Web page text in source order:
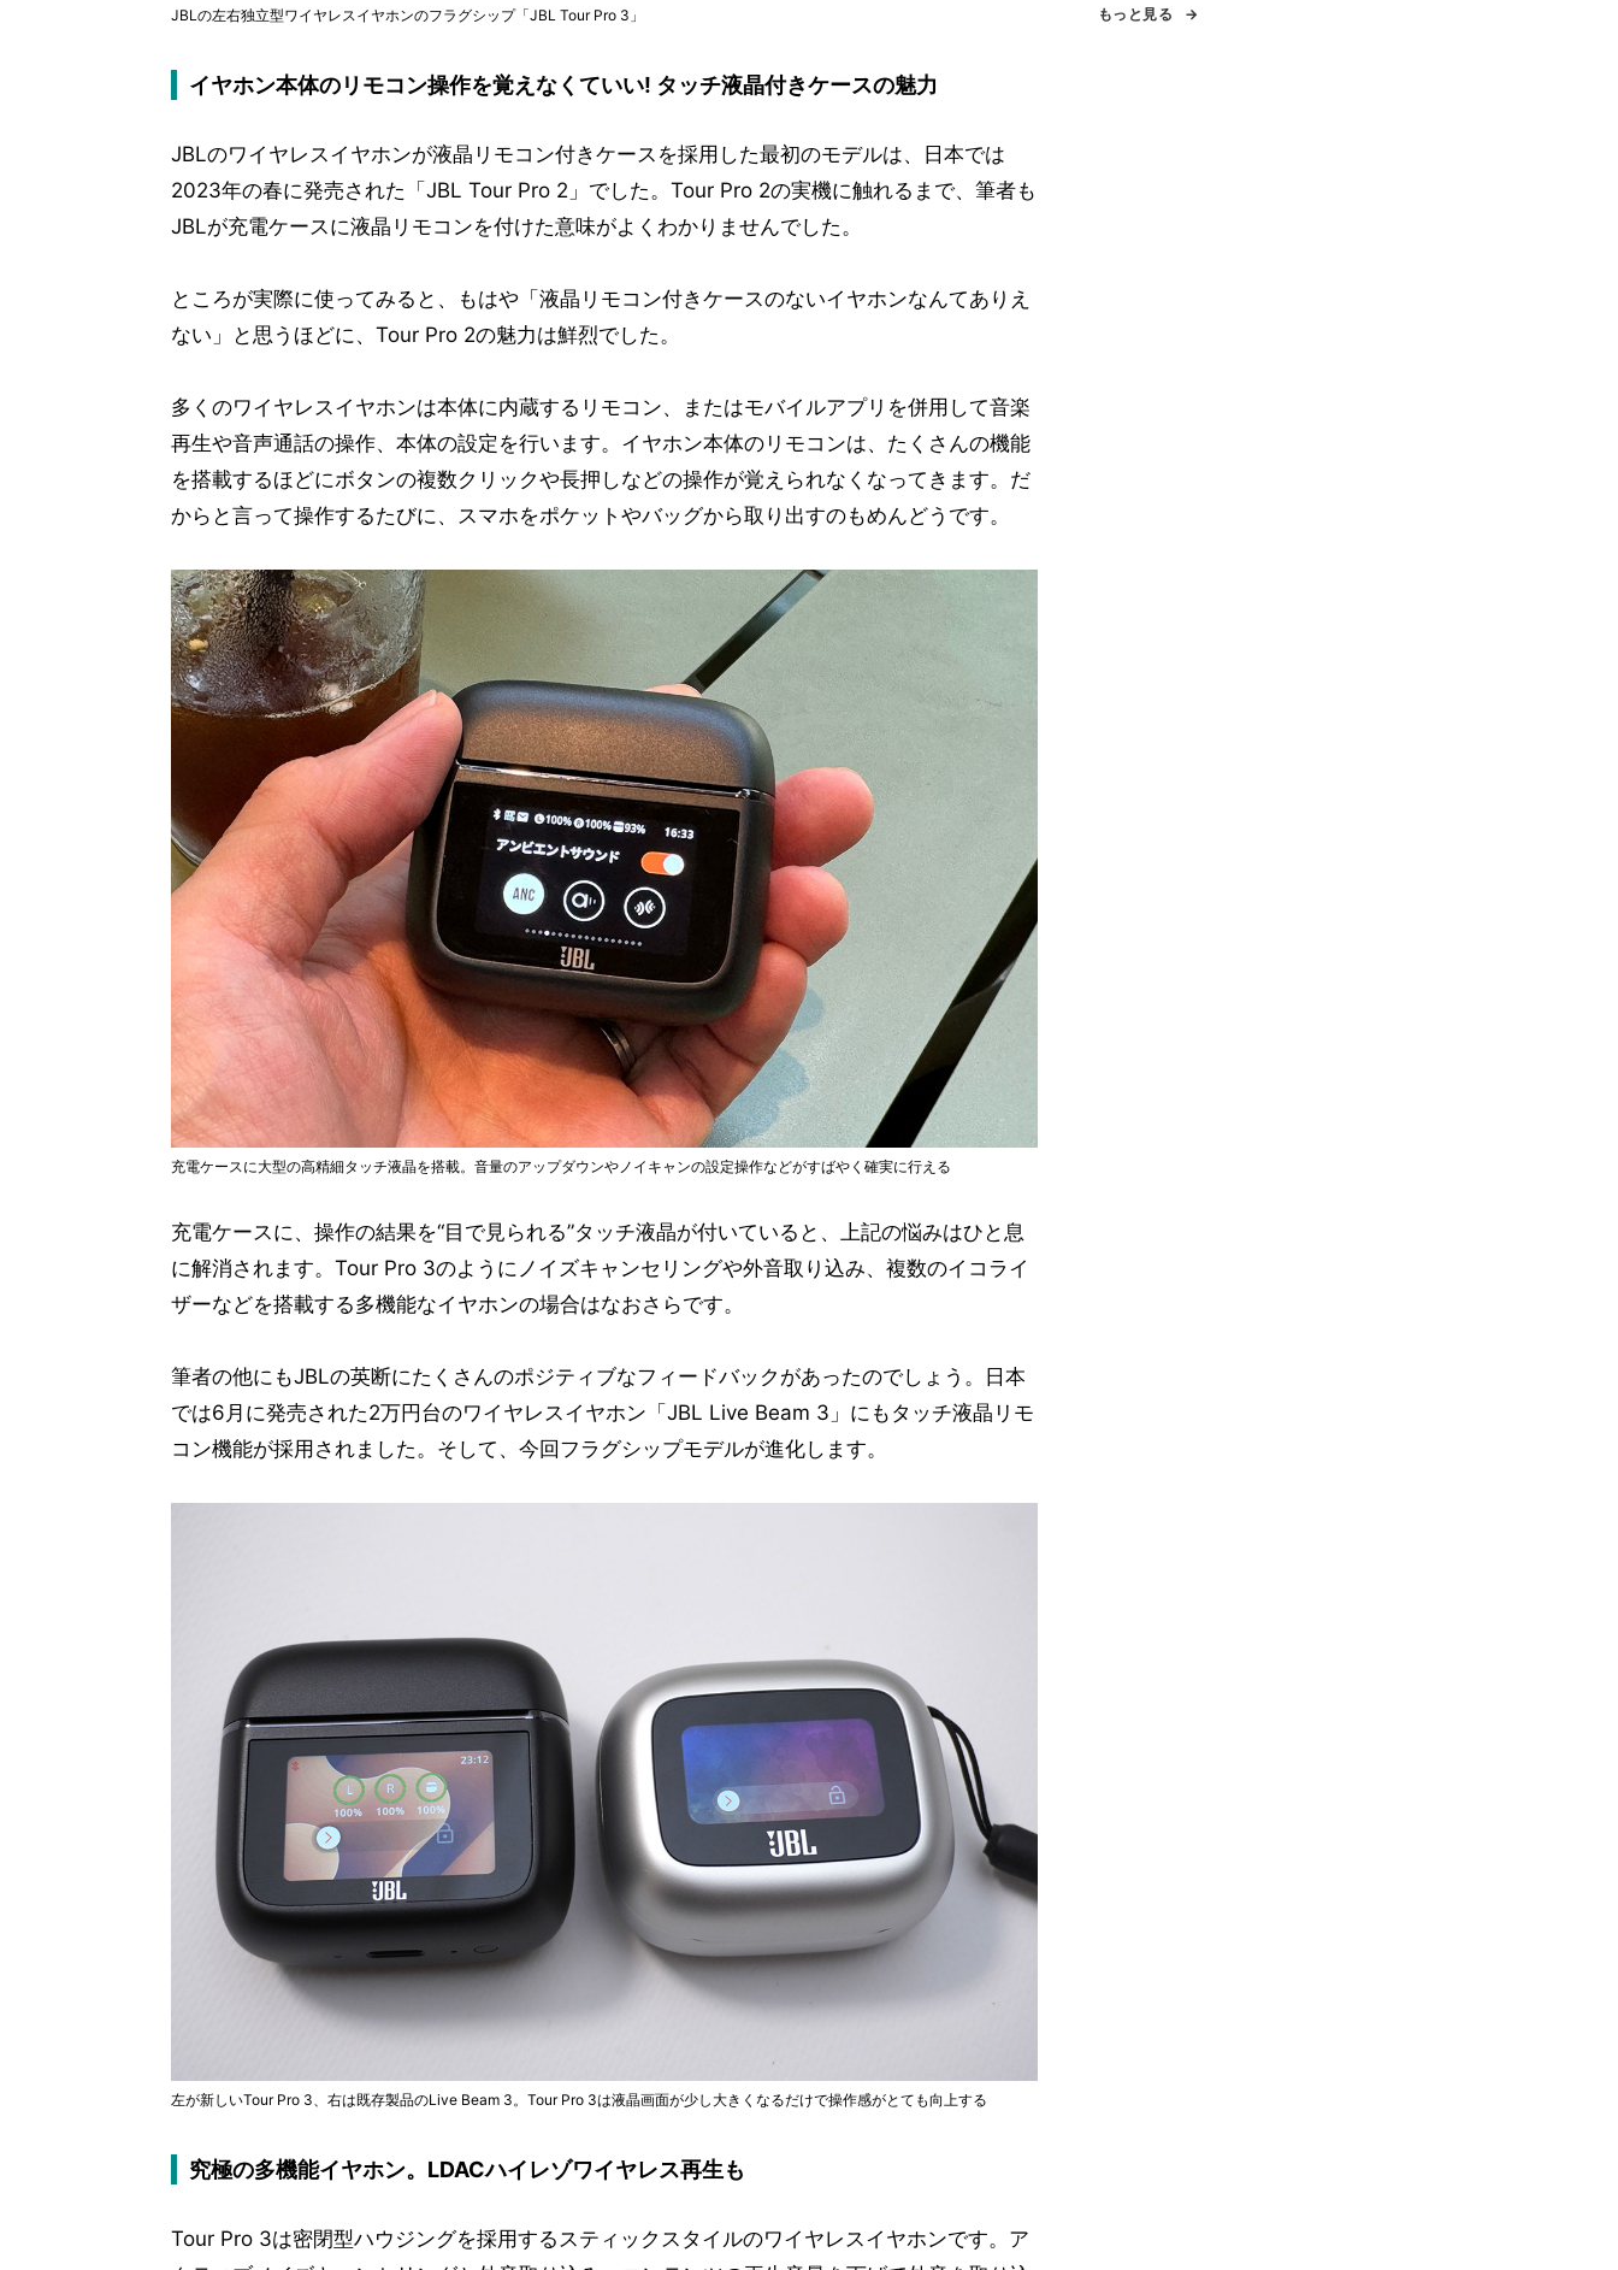
JBLの左右独立型ワイヤレスイヤホンのフラグシップ「JBL Tour Pro 3」
イヤホン本体のリモコン操作を覚えなくていい! タッチ液晶付きケースの魅力
JBLのワイヤレスイヤホンが液晶リモコン付きケースを採用した最初のモデルは、日本では
2023年の春に発売された「JBL Tour Pro 2」でした。Tour Pro 2の実機に触れるまで、筆者も
JBLが充電ケースに液晶リモコンを付けた意味がよくわかりませんでした。
ところが実際に使ってみると、もはや「液晶リモコン付きケースのないイヤホンなんてありえ
ない」と思うほどに、Tour Pro 2の魅力は鮮烈でした。
多くのワイヤレスイヤホンは本体に内蔵するリモコン、またはモバイルアプリを併用して音楽
再生や音声通話の操作、本体の設定を行います。イヤホン本体のリモコンは、たくさんの機能
を搭載するほどにボタンの複数クリックや長押しなどの操作が覚えられなくなってきます。だ
からと言って操作するたびに、スマホをポケットやバッグから取り出すのもめんどうです。
充電ケースに大型の高精細タッチ液晶を搭載。音量のアップダウンやノイキャンの設定操作などがすばやく確実に行える
充電ケースに、操作の結果を“目で見られる”タッチ液晶が付いていると、上記の悩みはひと息
に解消されます。Tour Pro 3のようにノイズキャンセリングや外音取り込み、複数のイコライ
ザーなどを搭載する多機能なイヤホンの場合はなおさらです。
筆者の他にもJBLの英断にたくさんのポジティブなフィードバックがあったのでしょう。日本
では6月に発売された2万円台のワイヤレスイヤホン「JBL Live Beam 3」にもタッチ液晶リモ
コン機能が採用されました。そして、今回フラグシップモデルが進化します。
左が新しいTour Pro 3、右は既存製品のLive Beam 3。Tour Pro 3は液晶画面が少し大きくなるだけで操作感がとても向上する
究極の多機能イヤホン。LDACハイレゾワイヤレス再生も
Tour Pro 3は密閉型ハウジングを採用するスティックスタイルのワイヤレスイヤホンです。ア
もっと見る